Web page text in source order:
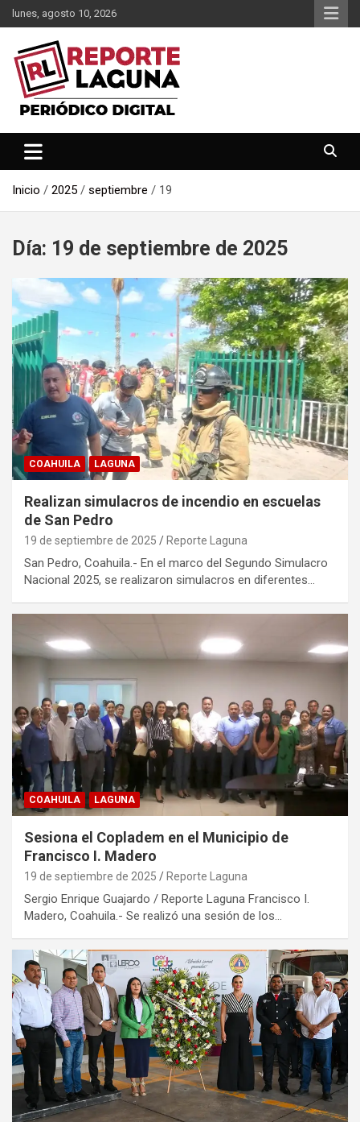
Saltar
al
contenido
lunes, agosto 10, 2026
Reporte Laguna
Inicio 2025 septiembre 19
Día: 19 de septiembre de 2025
COAHUILA LAGUNA
Realizan simulacros de incendio en escuelas
de San Pedro
19 de septiembre de 2025 Reporte Laguna
San Pedro, Coahuila.- En el marco del Segundo Simulacro
Nacional 2025, se realizaron simulacros en diferentes…
COAHUILA LAGUNA
Sesiona el Copladem en el Municipio de
Francisco I. Madero
19 de septiembre de 2025 Reporte Laguna
Sergio Enrique Guajardo / Reporte Laguna Francisco I.
Madero, Coahuila.- Se realizó una sesión de los…